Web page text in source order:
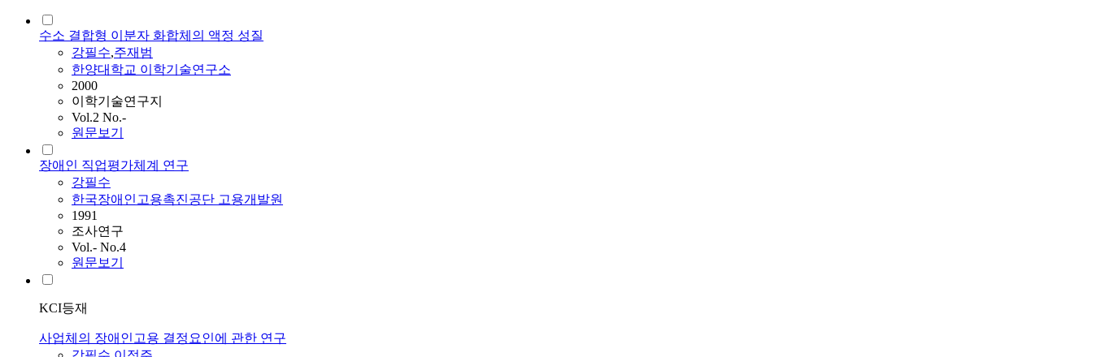
수소 결합형 이분자 화합체의 액정 성질
강필수,주재범
한양대학교 이학기술연구소
2000
이학기술연구지
Vol.2 No.-
원문보기
장애인 직업평가체계 연구
강필수
한국장애인고용촉진공단 고용개발원
1991
조사연구
Vol.- No.4
원문보기
KCI등재
사업체의 장애인고용 결정요인에 관한 연구